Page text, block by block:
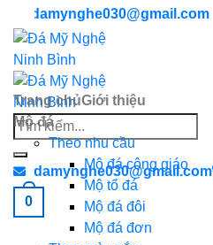
Chuyển
đến
nội
dung
damynghe030@gmail.com
Search
for:
damynghe030@gmail.com
0
Trang chủGiới thiệu
Mộ đá
Theo nhu cầu
Mộ đá công giáo
Mộ tổ đá
Mộ đá đôi
Mộ đá đơn